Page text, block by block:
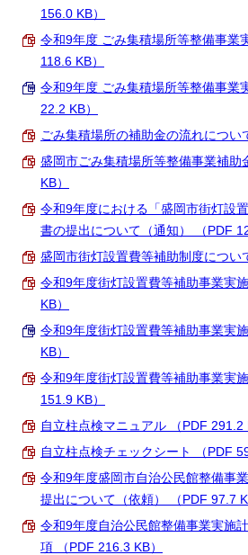
156.0 KB）
令和9年度 ごみ集積場所等整備事業
118.6 KB）
令和9年度 ごみ集積場所等整備事業
22.2 KB）
ごみ集積場所の補助金の流れについ
盛岡市ごみ集積場所等整備事業補助
KB）
令和9年度における「盛岡市街灯設
書の提出について（通知） （PDF
盛岡市街灯設置費等補助制度につい
令和9年度街灯設置費等補助事業実
KB）
令和9年度街灯設置費等補助事業実
KB）
令和9年度街灯設置費等補助事業実
151.9 KB）
自立柱点検マニュアル （PDF 291.2
自立柱点検チェックシート （PDF
令和9年度盛岡市自治公民館整備事
提出について（依頼） （PDF 97.7
令和9年度自治公民館整備事業実施
項 （PDF 216.3 KB）